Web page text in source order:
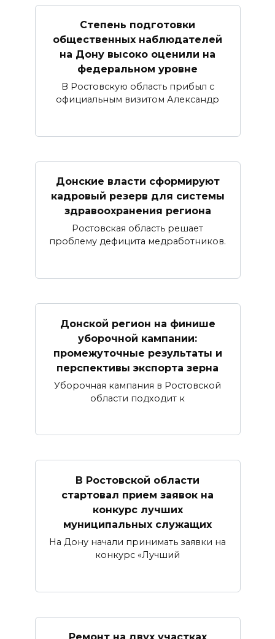
Степень подготовки
общественных наблюдателей
на Дону высоко оценили на
федеральном уровне
В Ростовскую область прибыл с
официальным визитом Александр
Донские власти сформируют
кадровый резерв для системы
здравоохранения региона
Ростовская область решает
проблему дефицита медработников.
Донской регион на финише
уборочной кампании:
промежуточные результаты и
перспективы экспорта зерна
Уборочная кампания в Ростовской
области подходит к
В Ростовской области
стартовал прием заявок на
конкурс лучших
муниципальных служащих
На Дону начали принимать заявки на
конкурс «Лучший
Ремонт на двух участках